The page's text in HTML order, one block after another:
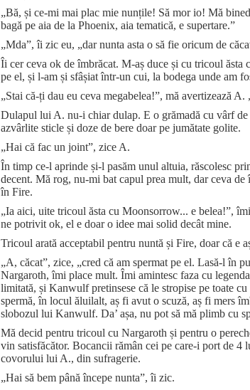
„Bă, și ce-mi mai plac mie nunțile! Să mor io! Mă
bagă pe aia de la Phoenix, aia tematică, e supertare.”
„Mda”, îi zic eu, „dar nunta asta o să fie oricum de
Îi cer ceva ok de îmbrăcat. M-aș duce și cu tricoul ăsta
pe el, și l-am și sfâșiat într-un cui, la bodega unde am
„Stai că-ți dau eu ceva megabelea!”, mă avertizează
Dulapul lui A. nu-i chiar dulap. E o grămadă cu vârf
azvârlite sticle și doze de bere doar pe jumătate golite.
„Hai că fac un joint”, zice A.
În timp ce-l aprinde și-l pasăm unul altuia, răscolesc
decent. Mă rog, nu-mi bat capul prea mult, dar ceva
în Fire.
„Ia aici, uite tricoul ăsta cu Moonsorrow... e belea!”,
ne potrivit ok, el e doar o idee mai solid decât mine.
Tricoul arată acceptabil pentru nuntă și Fire, doar că e
„A, căcat”, zice, „cred că am spermat pe el. Lasă-l în
Nargaroth, îmi place mult. Îmi amintesc faza cu
limitată, și Kanwulf pretinsese că le stropise pe toate
spermă, în locul ăluilalt, aș fi avut o scuză, aș fi mers
slobozul lui Kanwulf. Da’ așa, nu pot să mă plimb cu
Mă decid pentru tricoul cu Nargaroth și pentru o
vin satisfăcător. Bocancii rămân cei pe care-i port de
covorului lui A., din sufragerie.
„Hai să bem până începe nunta”, îi zic.